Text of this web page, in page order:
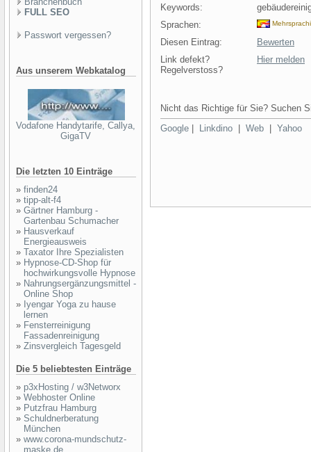
FULL SEO
Passwort vergessen?
Aus unserem Webkatalog
Vodafone Handytarife, Callya,
GigaTV
Die letzten 10 Einträge
» finden24
» tipp-alt-f4
» Gärtner Hamburg -
Gartenbau Schumacher
» Hausverkauf
Energieausweis
» Taxator Ihre Spezialisten
» Hypnose-CD-Shop für
hochwirkungsvolle Hypnose
» Nahrungsergänzungsmittel -
Online Shop
» Iyengar Yoga zu hause
lernen
» Fensterreinigung
Fassadenreinigung
» Zinsvergleich Tagesgeld
Die 5 beliebtesten Einträge
» p3xHosting / w3Networx
» Webhoster Online
» Putzfrau Hamburg
» Schuldnerberatung
München
» www.corona-mundschutz-
maske.de
Keywords:
Sprachen:
Diesen Eintrag:
Bewerten
Link defekt?
Regelverstoss?
Hier melden
Nicht das Richtige für Sie? Suchen
Google
Linkdino Web Yahoo